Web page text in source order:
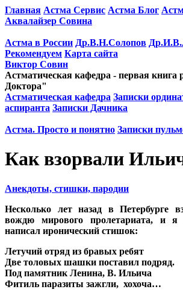
Главная Астма Сервис Астма Блог
Аквалайзер Совина
Астма в России Др.В.Н.Солопов
Рекомендуем Карта сайта
Виктор Совин
Астматическая кафедра - первая книга
Доктора"
Астматическая кафедра Записки
аспиранта Записки Дачника
Астма. Просто и понятно Записки
Как взорвали
Анекдоты, стишки, пародии
Несколько лет назад в Петербурге
вождю мирового пролетариата, и я
написал иронический стишок:
Летучий отряд из бравых ребят
Две толовых шашки поставил подряд.
Под памятник Ленина, В. Ильича
Фитиль паразиты зажгли, хохоча…